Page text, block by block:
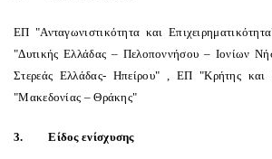
ΕΠ "Ανταγωνιστικότητα και
"Δυτικής Ελλάδας – Πελοποννήσου – Ιονίων
Στερεάς Ελλάδας- Ηπείρου" , ΕΠ "Κρήτης
"Μακεδονίας – Θράκης"
3. Είδος ενίσχυσης